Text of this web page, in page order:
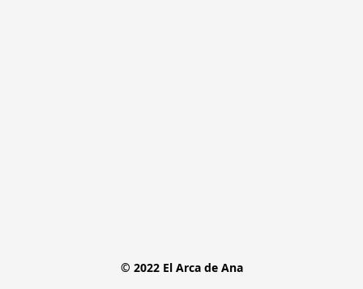
© 2022 El Arca de Ana